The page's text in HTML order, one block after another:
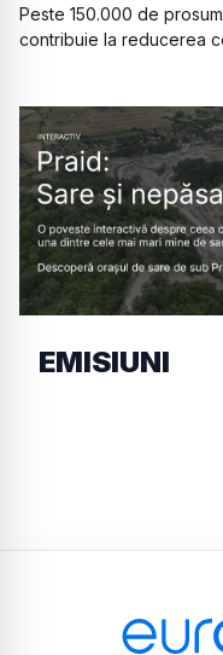
Peste 150.000 de
contribuie la reducerea
EMISIUNI